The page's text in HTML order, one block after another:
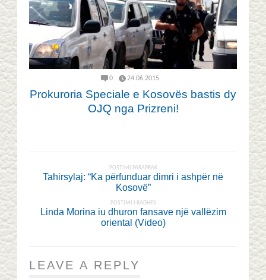
0 24.06.2015
Prokuroria Speciale e Kosovës bastis dy
OJQ nga Prizreni!
POSTIMI PARAPRAK
Tahirsylaj: “Ka përfunduar dimri i ashpër në
Kosovë”
POSTIMI I RADHËS
Linda Morina iu dhuron fansave një vallëzim
oriental (Video)
LEAVE A REPLY